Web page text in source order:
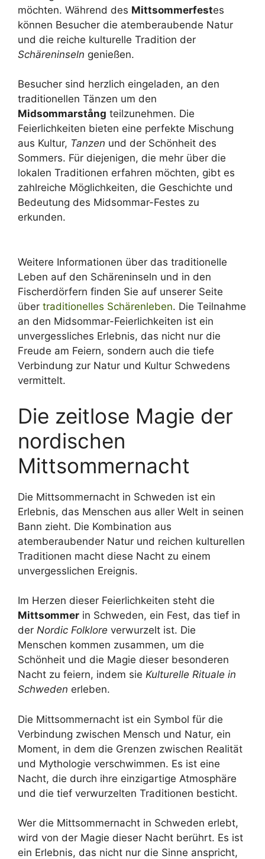
möchten. Während des Mittsommerfestes
können Besucher die atemberaubende Natur
und die reiche kulturelle Tradition der
Schäreninseln genießen.
Besucher sind herzlich eingeladen, an den
traditionellen Tänzen um den
Midsommarstång teilzunehmen. Die
Feierlichkeiten bieten eine perfekte Mischung
aus Kultur, Tanzen und der Schönheit des
Sommers. Für diejenigen, die mehr über die
lokalen Traditionen erfahren möchten, gibt es
zahlreiche Möglichkeiten, die Geschichte und
Bedeutung des Midsommar-Festes zu
erkunden.
Weitere Informationen über das traditionelle
Leben auf den Schäreninseln und in den
Fischerdörfern finden Sie auf unserer Seite
über traditionelles Schärenleben. Die Teilnahme
an den Midsommar-Feierlichkeiten ist ein
unvergessliches Erlebnis, das nicht nur die
Freude am Feiern, sondern auch die tiefe
Verbindung zur Natur und Kultur Schwedens
vermittelt.
Die zeitlose Magie der
nordischen
Mittsommernacht
Die Mittsommernacht in Schweden ist ein
Erlebnis, das Menschen aus aller Welt in seinen
Bann zieht. Die Kombination aus
atemberaubender Natur und reichen kulturellen
Traditionen macht diese Nacht zu einem
unvergesslichen Ereignis.
Im Herzen dieser Feierlichkeiten steht die
Mittsommer in Schweden, ein Fest, das tief in
der Nordic Folklore verwurzelt ist. Die
Menschen kommen zusammen, um die
Schönheit und die Magie dieser besonderen
Nacht zu feiern, indem sie Kulturelle Rituale in
Schweden erleben.
Die Mittsommernacht ist ein Symbol für die
Verbindung zwischen Mensch und Natur, ein
Moment, in dem die Grenzen zwischen Realität
und Mythologie verschwimmen. Es ist eine
Nacht, die durch ihre einzigartige Atmosphäre
und die tief verwurzelten Traditionen besticht.
Wer die Mittsommernacht in Schweden erlebt,
wird von der Magie dieser Nacht berührt. Es ist
ein Erlebnis, das nicht nur die Sinne anspricht,